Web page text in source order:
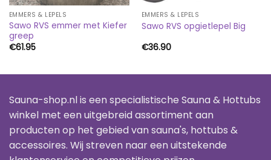
EMMERS & LEPELS
Sawo RVS emmer met Kiefer
greep
€61.95
EMMERS & LEPELS
Sawo RVS opgietlepel Big
€36.90
Sauna-shop.nl is een specialistische Sauna & Hottubs
winkel met een uitgebreid assortiment aan
producten op het gebied van sauna's, hottubs &
accessoires. Wij streven naar een uitstekende